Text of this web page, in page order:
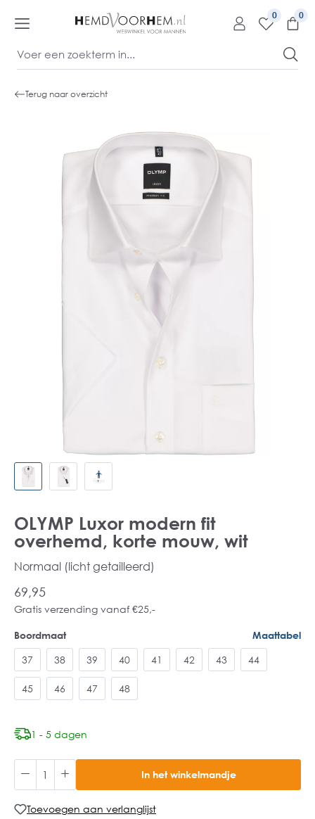
0
Terug naar overzicht
OLYMP Luxor modern fit
overhemd, korte mouw, wit
Normaal (licht getailleerd)
69,95
Gratis verzending vanaf €25,-
Boordmaat Maattabel
37 38 39 40 41 42 43 44
45 46 47 48
1 - 5 dagen
In het winkelmandje
Toevoegen aan verlanglijst